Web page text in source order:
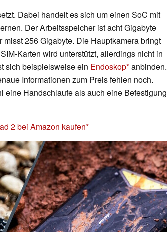
Dabei handelt es sich um einen SoC mit
Der Arbeitsspeicher ist acht Gigabyte
256 Gigabyte. Die Hauptkamera bringt
Karten wird unterstützt, allerdings nicht in
sich beispielsweise ein Endoskop anbinden.
Informationen zum Preis fehlen noch.
Handschlaufe als auch eine Befestigung
2 bei Amazon kaufen